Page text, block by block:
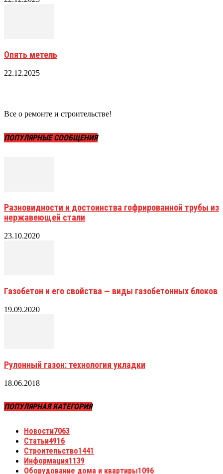
Опять метель
22.12.2025
Все о ремонте и строительстве!
ПОПУЛЯРНЫЕ СООБЩЕНИЯ
Разновидности и достоинства гофрированной трубы из
нержавеющей стали
23.10.2020
Газобетон и его свойства — виды газобетонных блоков
19.09.2020
Рулонный газон: технология укладки
18.06.2018
ПОПУЛЯРНАЯ КАТЕГОРИЯ
Новости7063
Статьи4916
Строительство1441
Информация1139
Оборудование дома и квартиры1096